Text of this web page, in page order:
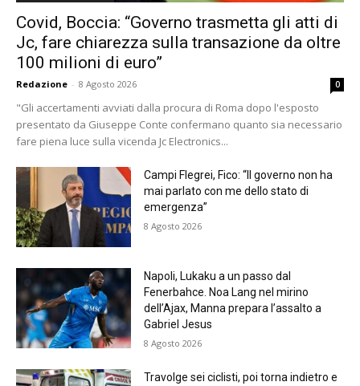
Covid, Boccia: “Governo trasmetta gli atti di
Jc, fare chiarezza sulla transazione da oltre
100 milioni di euro”
Redazione - 8 Agosto 2026 0
"Gli accertamenti avviati dalla procura di Roma dopo l'esposto
presentato da Giuseppe Conte confermano quanto sia necessario
fare piena luce sulla vicenda Jc Electronics...
Campi Flegrei, Fico: “Il governo non ha
mai parlato con me dello stato di
emergenza”
8 Agosto 2026
Napoli, Lukaku a un passo dal
Fenerbahce. Noa Lang nel mirino
dell’Ajax, Manna prepara l’assalto a
Gabriel Jesus
8 Agosto 2026
Travolge sei ciclisti, poi torna indietro e